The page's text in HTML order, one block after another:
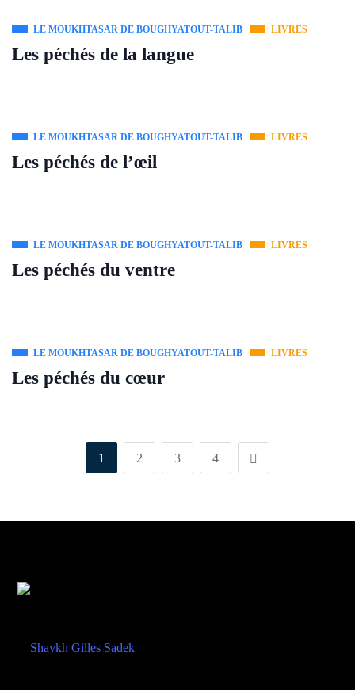
LE MOUKHTASAR DE BOUGHYATOUT-TALIB LIVRES
Les péchés de la langue
LE MOUKHTASAR DE BOUGHYATOUT-TALIB LIVRES
Les péchés de l’œil
LE MOUKHTASAR DE BOUGHYATOUT-TALIB LIVRES
Les péchés du ventre
LE MOUKHTASAR DE BOUGHYATOUT-TALIB LIVRES
Les péchés du cœur
1 2 3 4